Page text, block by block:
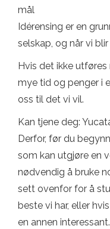
mål
Idérensing er en
selskap, og når vi
Hvis det ikke
mye tid og penger i
oss til det vi vil.
Kan tjene deg:
Derfor, før du
som kan utgjøre en
nødvendig å bruke
sett ovenfor for å
beste vi har, eller
en annen interessant.